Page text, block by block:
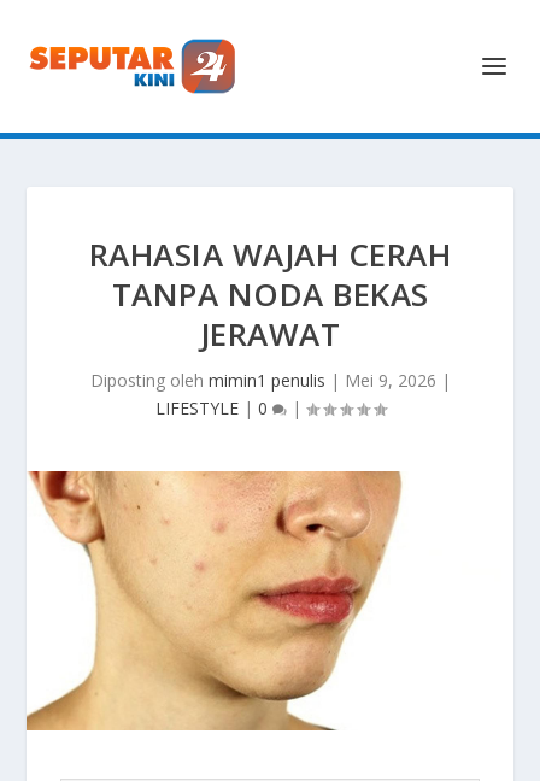
RAHASIA WAJAH CERAH
TANPA NODA BEKAS
JERAWAT
Diposting oleh mimin1 penulis | Mei 9, 2026 |
LIFESTYLE| 0 |